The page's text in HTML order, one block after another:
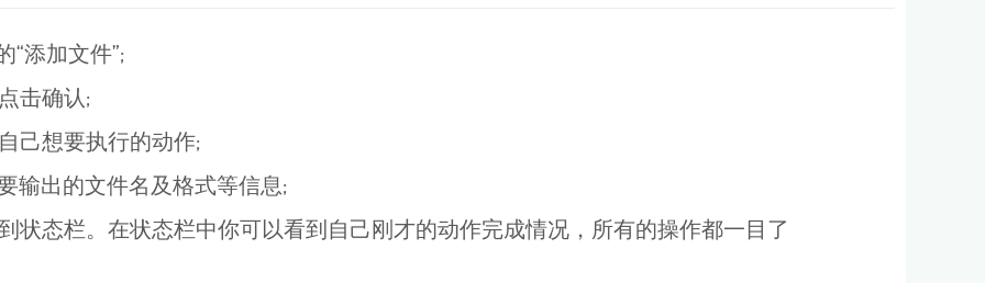
添加文件”;
击确认;
想要执行的动作;
出的文件名及格式等信息;
态栏。在状态栏中你可以看到自己刚才的动作完成情况，所有的操作都一目了